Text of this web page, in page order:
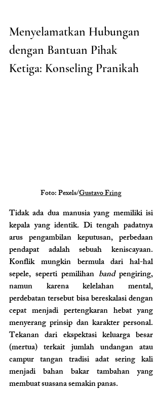
Menyelamatkan Hubungan
dengan Bantuan Pihak
Ketiga: Konseling Pranikah
Foto: Pexels/Gustavo Fring
Tidak ada dua manusia yang memiliki isi
kepala yang identik. Di tengah padatnya
arus pengambilan keputusan, perbedaan
pendapat adalah sebuah keniscayaan.
Konflik mungkin bermula dari hal-hal
sepele, seperti pemilihan band pengiring,
namun karena kelelahan mental,
perdebatan tersebut bisa bereskalasi dengan
cepat menjadi pertengkaran hebat yang
menyerang prinsip dan karakter personal.
Tekanan dari ekspektasi keluarga besar
(mertua) terkait jumlah undangan atau
campur tangan tradisi adat sering kali
menjadi bahan bakar tambahan yang
membuat suasana semakin panas.